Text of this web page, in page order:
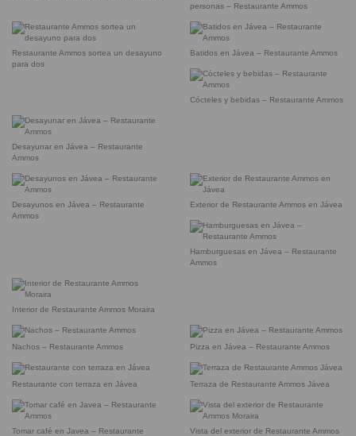
personas – Restaurante Ammos
Restaurante Ammos sortea un desayuno
para dos
Batidos en Jávea – Restaurante Ammos
Cócteles y bebidas – Restaurante Ammos
Desayunar en Jávea – Restaurante
Ammos
Desayunos en Jávea – Restaurante
Ammos
Exterior de Restaurante Ammos en Jávea
Hamburguesas en Jávea – Restaurante
Ammos
Interior de Restaurante Ammos Moraira
Nachos – Restaurante Ammos Pizza en Jávea – Restaurante Ammos
Restaurante con terraza en Jávea Terraza de Restaurante Ammos Jávea
Tomar café en Javea – Restaurante
Vista del exterior de Restaurante Ammos